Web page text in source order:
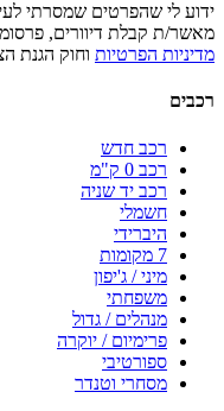
ידוע לי שהפרטים שמסרתי
מאשר/ת קבלת דיוורים,
מדיניות הפרטיות וחוק הגנת
רכבים
רכב חדש
רכב 0 ק"מ
רכב יד שניה
חשמלי
היברידי
7 מקומות
מיני / ג'יפון
משפחתי
מנהלים / גדול
פרימיום / יוקרה
ספורטיבי
מסחרי וטנדר